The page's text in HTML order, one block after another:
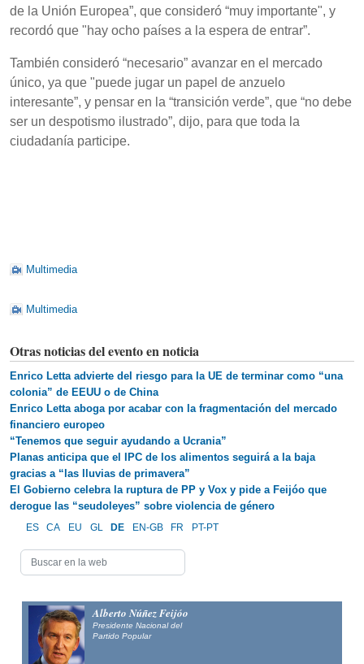
de la Unión Europea”, que consideró “muy importante", y
recordó que "hay ocho países a la espera de entrar”.
También consideró “necesario” avanzar en el mercado
único, ya que "puede jugar un papel de anzuelo
interesante”, y pensar en la “transición verde”, que “no debe
ser un despotismo ilustrado”, dijo, para que toda la
ciudadanía participe.
Multimedia
Multimedia
Otras noticias del evento en noticia
Enrico Letta advierte del riesgo para la UE de terminar como “una
colonia” de EEUU o de China
Enrico Letta aboga por acabar con la fragmentación del mercado
financiero europeo
“Tenemos que seguir ayudando a Ucrania”
Planas anticipa que el IPC de los alimentos seguirá a la baja
gracias a “las lluvias de primavera”
El Gobierno celebra la ruptura de PP y Vox y pide a Feijóo que
derogue las “seudoleyes” sobre violencia de género
ES CA EU GL DE EN-GB FR PT-PT
Alberto Núñez Feijóo
Presidente Nacional del
Partido Popular